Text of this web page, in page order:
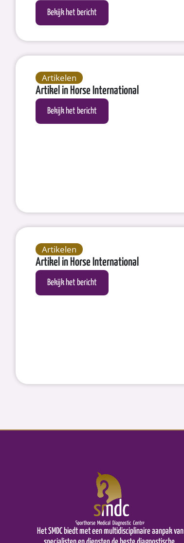
Bekijk het bericht
Artikelen
Artikel in Horse International
Bekijk het bericht
Artikelen
Artikel in Horse International
Bekijk het bericht
Het SMDC biedt met een multidisciplinaire aanpak van